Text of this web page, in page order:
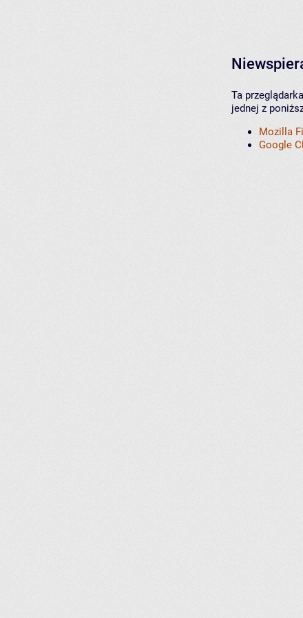
Ta
jednej z
Mozilla
Google